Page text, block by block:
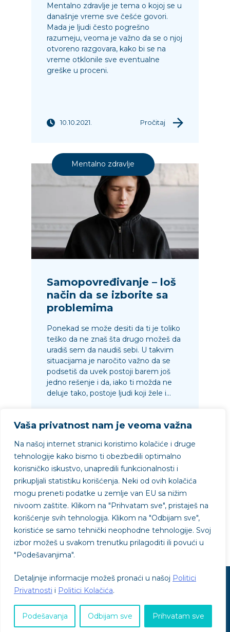
Vaša privatnost nam je veoma važna
Na našoj internet stranici koristimo kolačiće i druge
tehnologije kako bismo ti obezbedili optimalno
korisničko iskustvo, unapredili funkcionalnosti i
prikupljali statistiku korišćenja. Neki od ovih kolačića
mogu preneti podatke u zemlje van EU sa nižim
nivoom zaštite. Klikom na "Prihvatam sve", pristaješ na
korišćenje svih tehnologija. Klikom na "Odbijam sve",
koristiće se samo tehnički neophodne tehnologije. Svoj
izbor možeš u svakom trenutku prilagoditi ili povući u
"Podešavanjima".
Detaljnije informacije možeš pronaći u našoj Politici
Privatnosti i Politici Kolačića.
Podešavanja Odbijam sve Prihvatam sve
Mentalno zdravlje je tema o kojoj se u
današnje vreme sve češće govori.
Mada je ljudi često pogrešno
razumeju, veoma je važno da se o njoj
otvoreno razgovara, kako bi se na
vreme otklonile sve eventualne
greške u proceni.
10.10.2021. Pročitaj
Mentalno zdravlje
Samopovređivanje – loš
način da se izborite sa
problemima
Ponekad se može desiti da ti je toliko
teško da ne znaš šta drugo možeš da
uradiš sem da naudiš sebi. U takvim
situacijama je naročito važno da se
podsetiš da uvek postoji barem još
jedno rešenje i da, iako ti možda ne
deluje tako, postoje ljudi koji žele i...
09.10.2021. Pročitaj
Projekat podržao